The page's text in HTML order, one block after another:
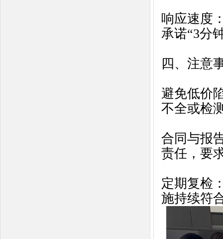
响应速度‌
承诺“3分
四、注意
避免低价
不全或检
合同与报
责任，要
定期复检‌
施持续符